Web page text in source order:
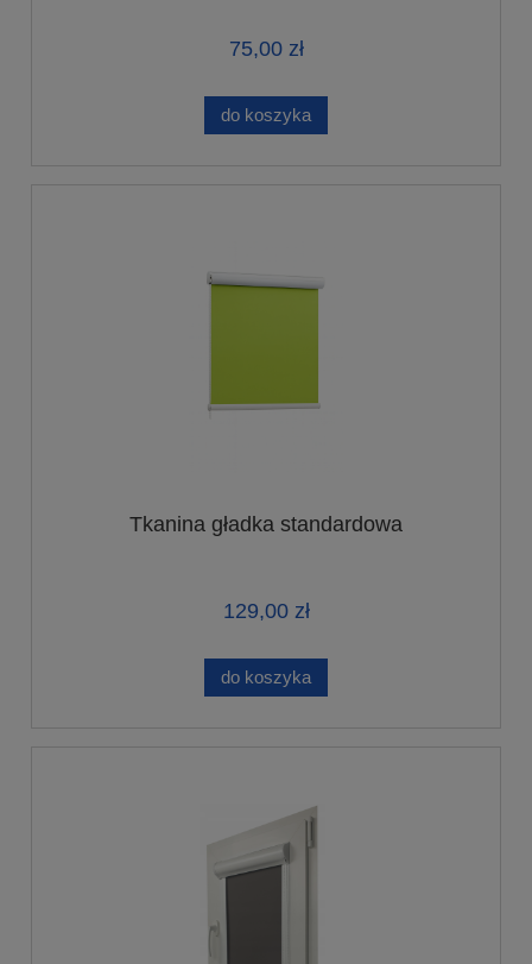
75,00 zł
do koszyka
Tkanina gładka standardowa
129,00 zł
do koszyka